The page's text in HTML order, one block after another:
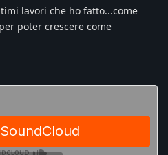
lavori che ho fatto...come
poter crescere come